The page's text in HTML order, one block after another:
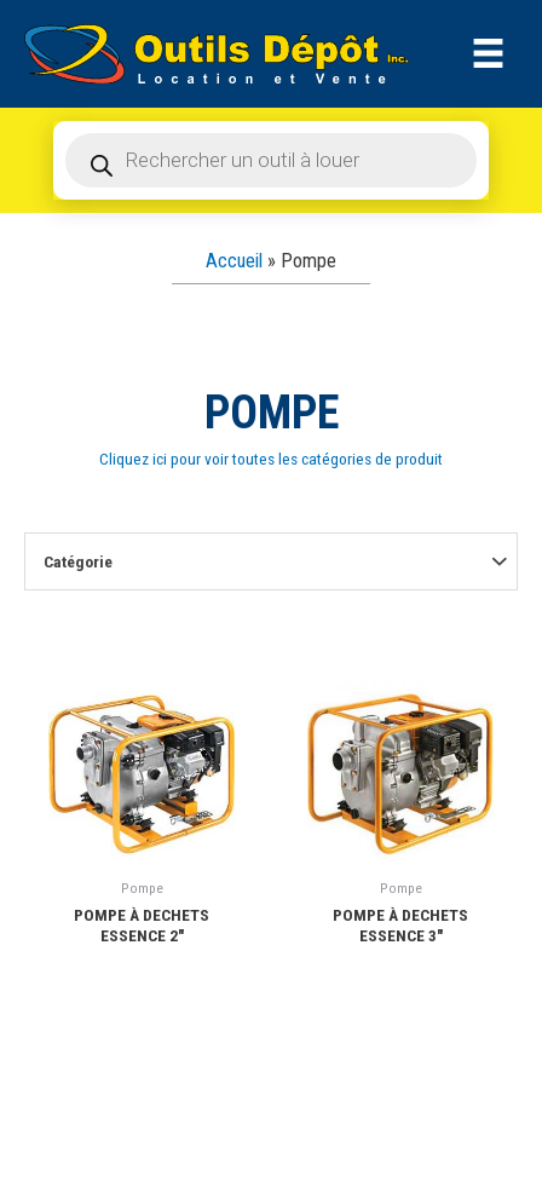
contenu
produits
de
produits
Accueil » Pompe
POMPE
Cliquez ici pour voir toutes les catégories de produit
Catégorie
Pompe
POMPE À DECHETS
ESSENCE 2″
Pompe
POMPE À DECHETS
ESSENCE 3″